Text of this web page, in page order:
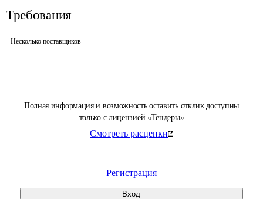
Полная информация и возможность оставить отклик доступны
только с лицензией «Тендеры»
Смотреть расценки
Регистрация
Вход
Требования
Несколько поставщиков